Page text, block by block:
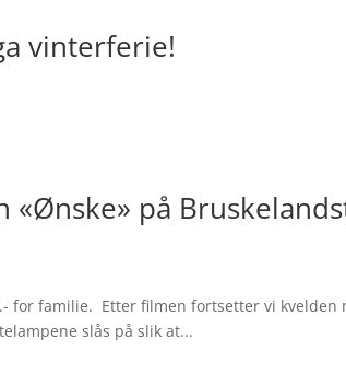
vinterferie!
på
for familie. Etter filmen fortsetter vi kvelden
slås på slik at...